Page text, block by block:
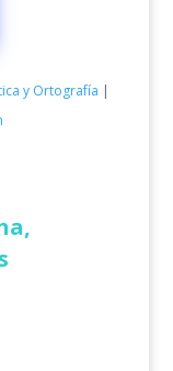
y Ortografía |